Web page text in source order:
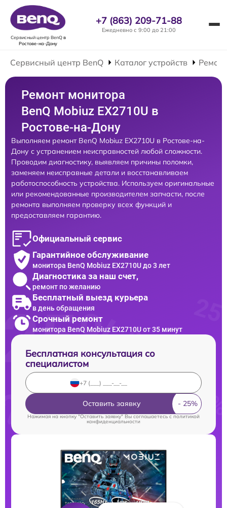
Сервисный центр BenQв
Ростове-на-Дону
+7 (863) 209-71-88
Ежедневно с 9:00 до 21:00
Сервисный центр BenQ Каталог устройств
Ремонт монитора
BenQ Mobiuz EX2710U в
Ростове-на-Дону
Выполняем ремонт BenQ Mobiuz EX2710U в Ростове-на-
Дону с устранением неисправностей любой сложности.
Проводим диагностику, выявляем причины поломки,
заменяем неисправные детали и восстанавливаем
работоспособность устройства. Используем оригинальные
или рекомендованные производителем запчасти, после
ремонта выполняем проверку всех функций и
предоставляем гарантию.
Официальный сервис
Гарантийное обслуживание
монитора BenQ Mobiuz EX2710U до 3 лет
Диагностика за наш счет,
ремонт по желанию
Бесплатный выезд курьера
в день обращения
Срочный ремонт
монитора BenQ Mobiuz EX2710U от 35 минут
Бесплатная консультация со
специалистом
Оставить заявку
Нажимая на кнопку "Оставить заявку" Вы соглашаетесь cполитикой
конфиденциальности